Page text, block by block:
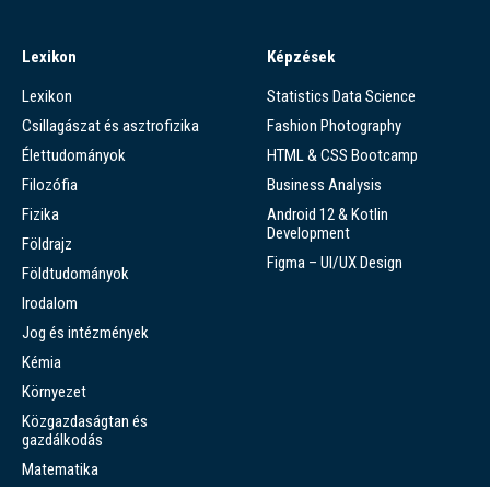
Lexikon
Lexikon
Csillagászat és asztrofizika
Élettudományok
Filozófia
Fizika
Földrajz
Földtudományok
Irodalom
Jog és intézmények
Kémia
Környezet
Közgazdaságtan és
gazdálkodás
Matematika
Képzések
Statistics Data Science
Fashion Photography
HTML & CSS Bootcamp
Business Analysis
Android 12 & Kotlin
Development
Figma – UI/UX Design